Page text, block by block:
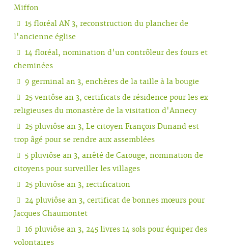
Miffon
15 floréal AN 3, reconstruction du plancher de
l'ancienne église
14 floréal, nomination d'un contrôleur des fours et
cheminées
9 germinal an 3, enchères de la taille à la bougie
25 ventôse an 3, certificats de résidence pour les ex
religieuses du monastère de la visitation d'Annecy
25 pluviôse an 3, Le citoyen François Dunand est
trop âgé pour se rendre aux assemblées
5 pluviôse an 3, arrêté de Carouge, nomination de
citoyens pour surveiller les villages
25 pluviôse an 3, rectification
24 pluviôse an 3, certificat de bonnes mœurs pour
Jacques Chaumontet
16 pluviôse an 3, 245 livres 14 sols pour équiper des
volontaires